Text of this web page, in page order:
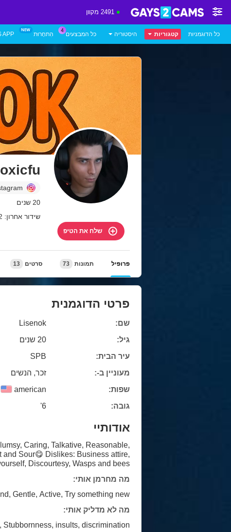
2491 מקוון
כל הדוגמניות קטגוריות היסטוריה כל המבצעים הִתחָרוּת APP
20 שנים
שידור אחרון: 12 לפני שעות
שלח את הטיפ
פרופיל תמונות 73 סרטים 13
פרטי הדוגמנית
שם:
Lisenok
גיל:
20 שנים
עיר הבית:
SPB
מעוניין ב-:
זכר, הנשים
שפות:
american
גובה: 6'
אודותיי
Discourtesy, Wasps and bees😿
מה מחרמן אותי:
Gentle, Active, Try something new😎
מה לא מדליק אותי:
insults, discrimination😾